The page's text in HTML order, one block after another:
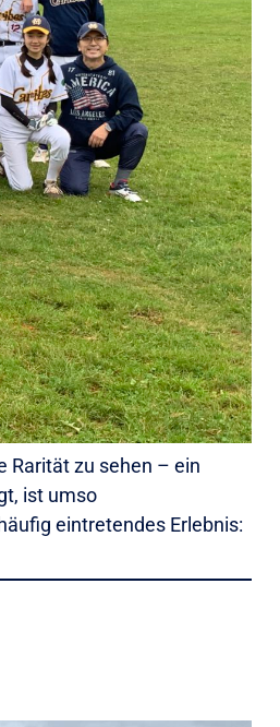
Rarität zu sehen – ein
ist umso
eintretendes Erlebnis: